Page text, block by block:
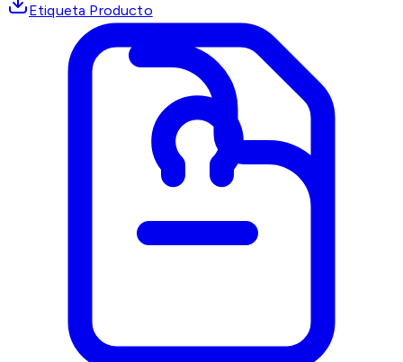
Etiqueta Producto